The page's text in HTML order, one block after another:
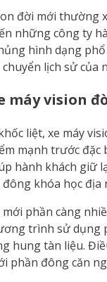
đời mới
những công ty
hình dạng
lịch sử của
máy vision
liệt, xe máy
mạnh trước
hành khách giữ
khóa học địa
phần càng
trình sử dụng
hung tàn liệu.
phần đông căn